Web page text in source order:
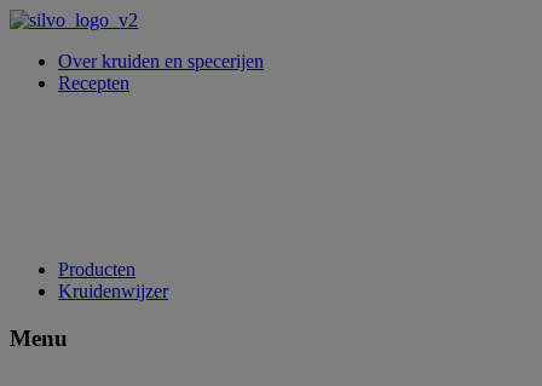
Over kruiden en specerijen
Recepten
Producten
Kruidenwijzer
Menu